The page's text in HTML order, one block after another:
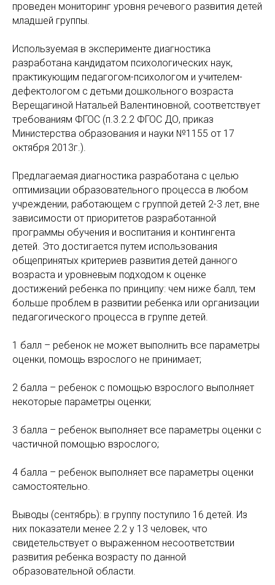
проведен мониторинг уровня речевого развития детей
младшей группы.
Используемая в эксперименте диагностика
разработана кандидатом психологических наук,
практикующим педагогом-психологом и учителем-
дефектологом с детьми дошкольного возраста
Верещагиной Натальей Валентиновной, соответствует
требованиям ФГОС (п.3.2.2 ФГОС ДО, приказ
Министерства образования и науки №1155 от 17
октября 2013г.).
Предлагаемая диагностика разработана с целью
оптимизации образовательного процесса в любом
учреждении, работающем с группой детей 2-3 лет, вне
зависимости от приоритетов разработанной
программы обучения и воспитания и контингента
детей. Это достигается путем использования
общепринятых критериев развития детей данного
возраста и уровневым подходом к оценке
достижений ребенка по принципу: чем ниже балл, тем
больше проблем в развитии ребенка или организации
педагогического процесса в группе детей.
1 балл – ребенок не может выполнить все параметры
оценки, помощь взрослого не принимает;
2 балла – ребенок с помощью взрослого выполняет
некоторые параметры оценки;
3 балла – ребенок выполняет все параметры оценки с
частичной помощью взрослого;
4 балла – ребенок выполняет все параметры оценки
самостоятельно.
Выводы (сентябрь): в группу поступило 16 детей. Из
них показатели менее 2.2 у 13 человек, что
свидетельствует о выраженном несоответствии
развития ребенка возрасту по данной
образовательной области.